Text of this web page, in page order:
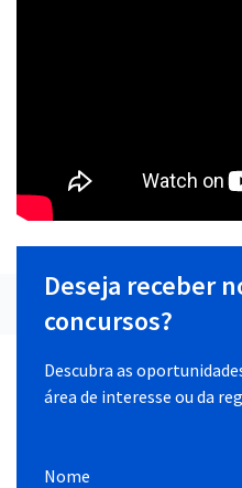
Deseja receber
concursos?
Descubra as
área de interesse ou da
Nome